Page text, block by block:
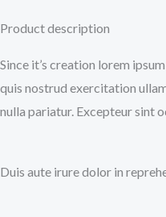
Product description
Since it’s creation lorem
quis nostrud exercitation
nulla pariatur. Excepteur sint
Duis aute irure dolor in